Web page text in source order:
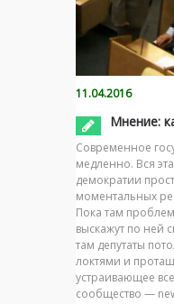
11.04.2016
Мнение:
Современное
медленно. Вся
демократии
моментальных
Пока там
выскажут по ней
там депутаты
локтями и
устраивающее
сообщество —